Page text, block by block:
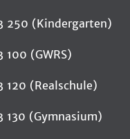
250 (Kindergarten)
100 (GWRS)
120 (Realschule)
130 (Gymnasium)